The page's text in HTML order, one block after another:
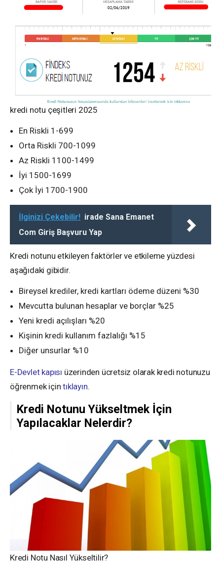
kredi notu çeşitleri 2025
En Riskli 1-699
Orta Riskli 700-1099
Az Riskli 1100-1499
İyi 1500-1699
Çok İyi 1700-1900
İlginizi Çekebilir! irade Sana Emanet
Com Giriş Başvuru Yap
Kredi notunu etkileyen faktörler ve etkileme yüzdesi
aşağıdaki gibidir.
Bireysel krediler, kredi kartları ödeme düzeni %30
Mevcutta bulunan hesaplar ve borçlar %25
Yeni kredi açılışları %20
Kişinin kredi kullanım fazlalığı %15
Diğer unsurlar %10
E-Devlet kapısı üzerinden ücretsiz olarak kredi notunuzu
öğrenmek içintıklayın.
Kredi Notunu Yükseltmek İçin
Yapılacaklar Nelerdir?
Kredi Notu Nasıl Yükseltilir?